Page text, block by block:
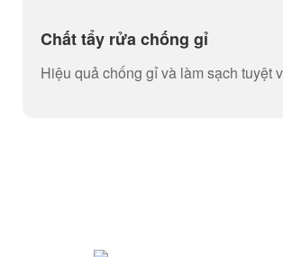
Chất tẩy rửa chống gỉ
Hiệu quả chống gỉ và làm sạch tuyệt